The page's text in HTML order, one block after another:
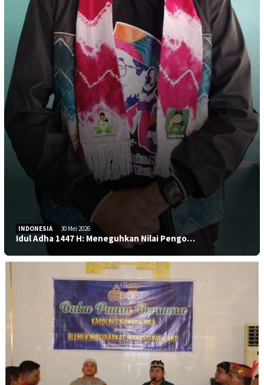
INDONESIA 30 Mei 2026
Idul Adha 1447 H: Meneguhkan Nilai Pengo…